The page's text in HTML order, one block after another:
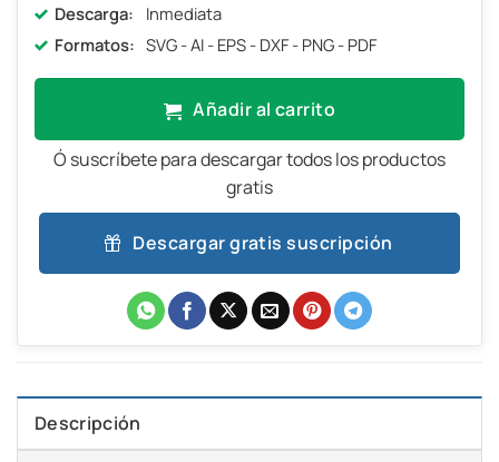
original
era:
$ 9.50.
actual
es:
Descarga:
Inmediata
Formatos: SVG - AI - EPS - DXF - PNG - PDF
Añadir al carrito
Ó suscríbete para descargar todos los productos
gratis
Descargar gratis suscripción
Descripción